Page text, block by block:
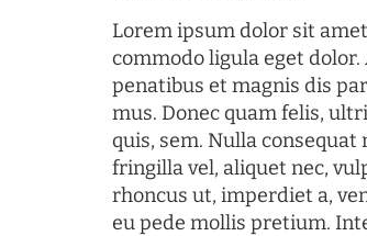
Lorem ipsum dolor sit
commodo ligula eget dolor.
penatibus et magnis dis
mus. Donec quam felis,
quis, sem. Nulla consequat
fringilla vel, aliquet nec,
rhoncus ut, imperdiet a,
eu pede mollis pretium.